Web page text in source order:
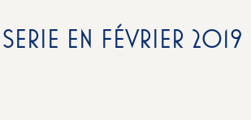
EN FÉVRIER 2019